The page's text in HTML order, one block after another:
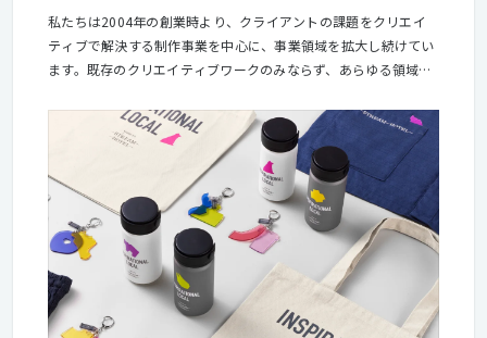
私たちは2004年の創業時より、クライアントの課題をクリエイ
ティブで解決する制作事業を中心に、事業領域を拡大し続けてい
ます。既存のクリエイティブワークのみならず、あらゆる領域の
オ】として、事業を展開しています。 クライアントの事業成長へ
貢献するクリエイティブサービス「ブランドコンサルティングか
ら、一本のバナーまで」をワンストップで提供し続け、創業以
来、2000社以上のクライアントからご支持いただいています。